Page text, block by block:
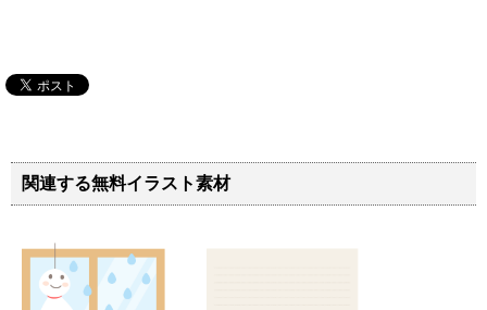
関連する無料イラスト素材